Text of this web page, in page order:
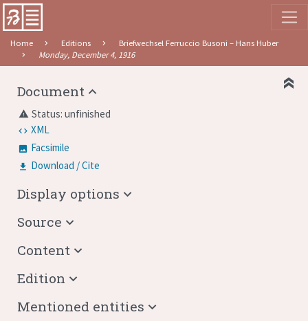
Home Editions
Briefwechsel Ferruccio Busoni – Hans Huber
Monday, December 4, 1916
Document
warning Status: unfinished
XML
Facsimile
Download / Cite
Display options
Source
Content
Edition
Mentioned entities